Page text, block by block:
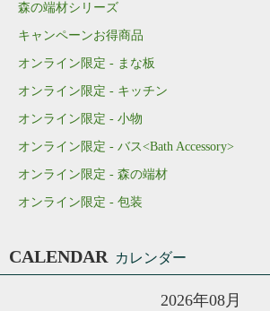
森の端材シリーズ
キャンペーンお得商品
オンライン限定 - まな板
オンライン限定 - キッチン
オンライン限定 - 小物
オンライン限定 - バス<Bath Accessory>
オンライン限定 - 森の端材
オンライン限定 - 包装
CALENDAR カレンダー
2026年08月